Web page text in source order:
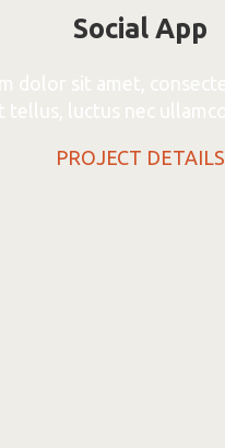
Social App
PROJECT DETAILS